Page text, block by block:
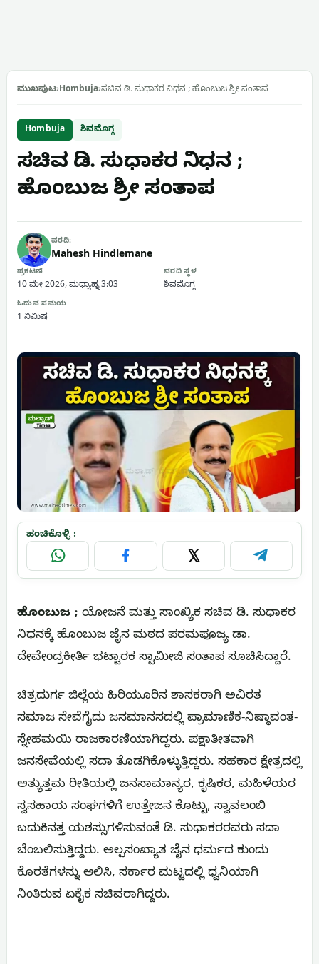
ಮುಖಪುಟ›Hombuja›ಸಚಿವ ಡಿ. ಸುಧಾಕರ ನಿಧನ ; ಹೊಂಬುಜ ಶ್ರೀ ಸಂತಾಪ
Hombuja ಶಿವಮೊಗ್ಗ
ಸಚಿವ ಡಿ. ಸುಧಾಕರ ನಿಧನ ;
ಹೊಂಬುಜ ಶ್ರೀ ಸಂತಾಪ
ವರದಿ:
Mahesh Hindlemane
ಪ್ರಕಟಣೆ
10 ಮೇ 2026, ಮಧ್ಯಾಹ್ನ 3:03
ವರದಿ ಸ್ಥಳ
ಶಿವಮೊಗ್ಗ
ಓದುವ ಸಮಯ
1 ನಿಮಿಷ
ಹಂಚಿಕೊಳ್ಳಿ :
WhatsApp Facebook X Telegram
ಹೊಂಬುಜ ; ಯೋಜನೆ ಮತ್ತು ಸಾಂಖ್ಯಿಕ ಸಚಿವ ಡಿ. ಸುಧಾಕರ
ನಿಧನಕ್ಕೆ ಹೊಂಬುಜ ಜೈನ ಮಠದ ಪರಮಪೂಜ್ಯ ಡಾ.
ದೇವೇಂದ್ರಕೀರ್ತಿ ಭಟ್ಟಾರಕ ಸ್ವಾಮೀಜಿ ಸಂತಾಪ ಸೂಚಿಸಿದ್ದಾರೆ.
ಚಿತ್ರದುರ್ಗ ಜಿಲ್ಲೆಯ ಹಿರಿಯೂರಿನ ಶಾಸಕರಾಗಿ ಅವಿರತ
ಸಮಾಜ ಸೇವೆಗೈದು ಜನಮಾನಸದಲ್ಲಿ ಪ್ರಾಮಾಣಿಕ-ನಿಷ್ಠಾವಂತ-
ಸ್ನೇಹಮಯಿ ರಾಜಕಾರಣಿಯಾಗಿದ್ದರು. ಪಕ್ಷಾತೀತವಾಗಿ
ಜನಸೇವೆಯಲ್ಲಿ ಸದಾ ತೊಡಗಿಕೊಳ್ಳುತ್ತಿದ್ದರು. ಸಹಕಾರ ಕ್ಷೇತ್ರದಲ್ಲಿ
ಅತ್ಯುತ್ತಮ ರೀತಿಯಲ್ಲಿ ಜನಸಾಮಾನ್ಯರ, ಕೃಷಿಕರ, ಮಹಿಳೆಯರ
ಸ್ವಸಹಾಯ ಸಂಘಗಳಿಗೆ ಉತ್ತೇಜನ ಕೊಟ್ಟು, ಸ್ವಾವಲಂಬಿ
ಬದುಕಿನತ್ತ ಯಶಸ್ಸುಗಳಿಸುವಂತೆ ಡಿ. ಸುಧಾಕರರವರು ಸದಾ
ಬೆಂಬಲಿಸುತ್ತಿದ್ದರು. ಅಲ್ಪಸಂಖ್ಯಾತ ಜೈನ ಧರ್ಮದ ಕುಂದು
ಕೊರತೆಗಳನ್ನು ಆಲಿಸಿ, ಸರ್ಕಾರ ಮಟ್ಟದಲ್ಲಿ ಧ್ವನಿಯಾಗಿ
ನಿಂತಿರುವ ಏಕೈಕ ಸಚಿವರಾಗಿದ್ದರು.